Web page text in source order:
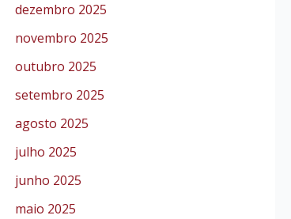
dezembro 2025
novembro 2025
outubro 2025
setembro 2025
agosto 2025
julho 2025
junho 2025
maio 2025